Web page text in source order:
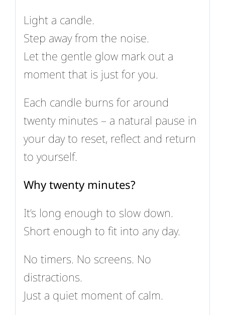
Light a candle.
Step away from the noise.
Let the gentle glow mark out a
moment that is just for you.
Each candle burns for around
twenty minutes – a natural pause in
your day to reset, reflect and return
to yourself.
Why twenty minutes?
It’s long enough to slow down.
Short enough to fit into any day.
No timers. No screens. No
distractions.
Just a quiet moment of calm.